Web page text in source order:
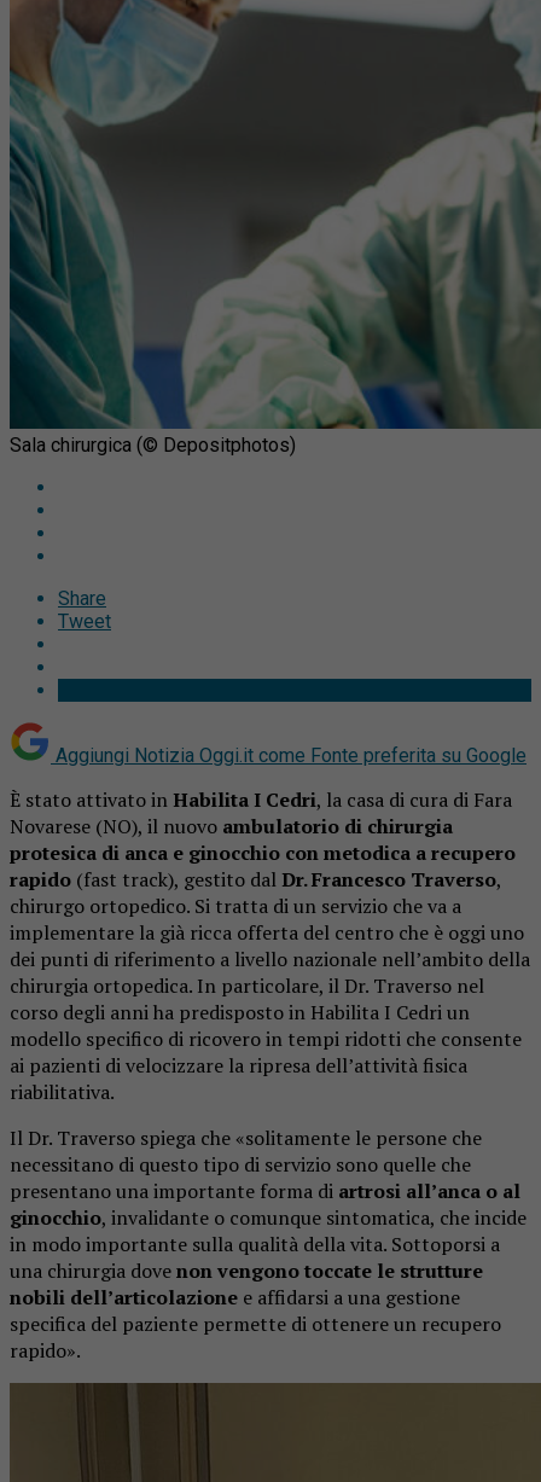
Sala chirurgica (© Depositphotos)
Share
Tweet
Aggiungi Notizia Oggi.it come Fonte preferita su Google
È stato attivato in Habilita I Cedri, la casa di cura di Fara
Novarese (NO), il nuovo ambulatorio di chirurgia
protesica di anca e ginocchio con metodica a recupero
rapido (fast track), gestito dal Dr. Francesco Traverso,
chirurgo ortopedico. Si tratta di un servizio che va a
implementare la già ricca offerta del centro che è oggi uno
dei punti di riferimento a livello nazionale nell’ambito della
chirurgia ortopedica. In particolare, il Dr. Traverso nel
corso degli anni ha predisposto in Habilita I Cedri un
modello specifico di ricovero in tempi ridotti che consente
ai pazienti di velocizzare la ripresa dell’attività fisica
riabilitativa.
Il Dr. Traverso spiega che «solitamente le persone che
necessitano di questo tipo di servizio sono quelle che
presentano una importante forma di artrosi all’anca o al
ginocchio, invalidante o comunque sintomatica, che incide
in modo importante sulla qualità della vita. Sottoporsi a
una chirurgia dovenon vengono toccate le strutture
nobili dell’articolazione e affidarsi a una gestione
specifica del paziente permette di ottenere un recupero
rapido».